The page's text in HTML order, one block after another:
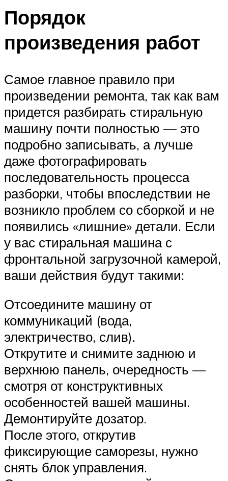
Порядок
произведения работ
Самое главное правило при
произведении ремонта, так как вам
придется разбирать стиральную
машину почти полностью — это
подробно записывать, а лучше
даже фотографировать
последовательность процесса
разборки, чтобы впоследствии не
возникло проблем со сборкой и не
появились «лишние» детали. Если
у вас стиральная машина с
фронтальной загрузочной камерой,
ваши действия будут такими:
Отсоедините машину от
коммуникаций (вода,
электричество, слив).
Открутите и снимите заднюю и
верхнюю панель, очередность —
смотря от конструктивных
особенностей вашей машины.
Демонтируйте дозатор.
После этого, открутив
фиксирующие саморезы, нужно
снять блок управления.